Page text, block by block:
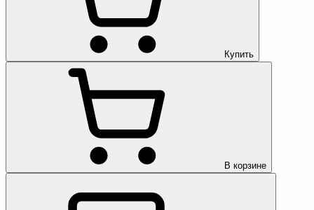
Купить
В корзине